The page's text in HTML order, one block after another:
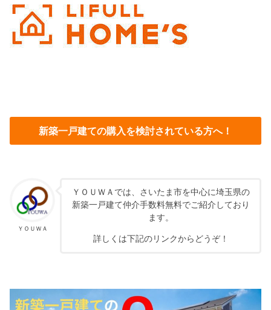
新築一戸建ての購入を検討されている方へ！
ＹＯＵＷＡ
ＹＯＵＷＡでは、さいたま市を中心に埼玉県の
新築一戸建て仲介手数料無料でご紹介しており
ます。
詳しくは下記のリンクからどうぞ！